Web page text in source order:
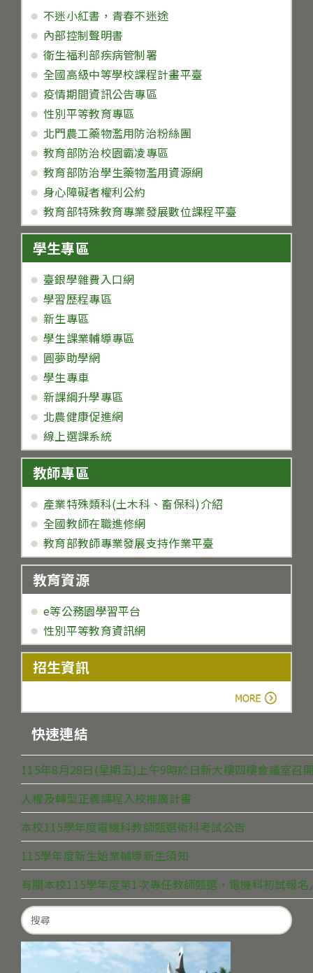
不迷小紅書，青春不迷途
內部控制聲明書
衛生福利部疾病管制署
全國高級中等學校課程計畫平臺
疫情期間資訊公告專區
性別平等教育專區
北門農工藥物濫用防治粉絲團
教育部防治校園霸凌專區
教育部防治學生藥物濫用資源網
身心障礙者權利公約
教育部特殊教育專業發展數位課程平臺
學生專區
臺銀學雜費入口網
學習歷程專區
新生專區
學生課業輔導專區
圓夢助學網
學生專車
新課綱升學專區
北農健康促進網
線上選課系統
教師專區
產業特殊類科(土木科、畜保科)介紹
全國教師在職進修網
教育部教師專業發展支持作業平臺
教育資源
e等公務園學習平台
性別平等教育資訊網
招生資訊
快速連結
115年8月28日(星期五)上午9時於日新大樓四樓會議室
人權及轉型正義課程入校推廣計畫
本校115學年度電機科教師甄選術科考試公告
115學年度新生始業輔導新生須知
有關本校115學年度第1次專任教師甄選，電機科初試報
Search
for: